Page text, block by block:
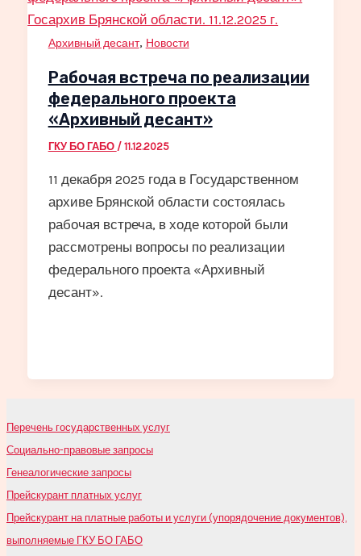
Архивный десант, Новости
Рабочая встреча по реализации
федерального проекта
«Архивный десант»
ГКУ БО ГАБО / 11.12.2025
11 декабря 2025 года в Государственном
архиве Брянской области состоялась
рабочая встреча, в ходе которой были
рассмотрены вопросы по реализации
федерального проекта «Архивный
десант».
Перечень государственных услуг
Социально-правовые запросы
Генеалогические запросы
Прейскурант платных услуг
Прейскурант на платные работы и услуги (упорядочение документов),
выполняемые ГКУ БО ГАБО